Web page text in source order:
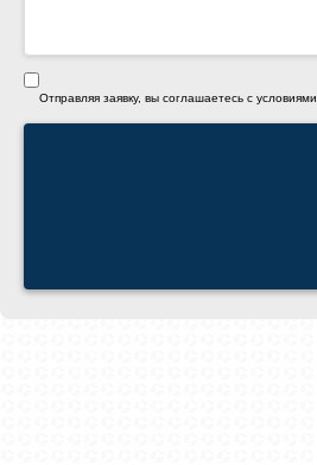
Отправляя заявку, вы соглашаетесь с условиями